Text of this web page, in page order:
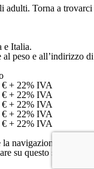
adulti. Torna a trovarci
e Italia.
al peso e all’indirizzo di
€ + 22% IVA
€ + 22% IVA
€ + 22% IVA
€ + 22% IVA
€ + 22% IVA
navigazione su esso
su questo sito